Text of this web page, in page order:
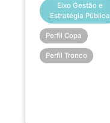
Eixo Gestão e
Estratégia Pública
Perfil Copa
Perfil Tronco